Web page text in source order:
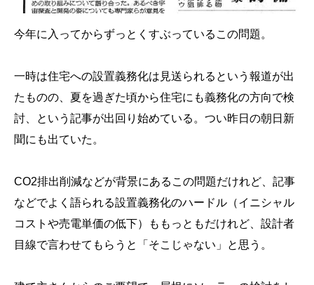
今年に入ってからずっとくすぶっているこの問題。
一時は住宅への設置義務化は見送られるという報道が出
たものの、夏を過ぎた頃から住宅にも義務化の方向で検
討、という記事が出回り始めている。つい昨日の朝日新
聞にも出ていた。
CO2排出削減などが背景にあるこの問題だけれど、記事
などでよく語られる設置義務化のハードル（イニシャル
コストや売電単価の低下）ももっともだけれど、設計者
目線で言わせてもらうと「そこじゃない」と思う。